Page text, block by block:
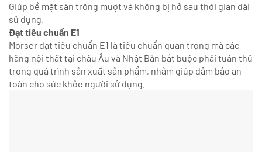
Giúp bề mặt sàn trông mượt và không bị hở sau thời gian dài
sử dụng.
Đạt tiêu chuẩn E1
Morser đạt tiêu chuẩn E1 là tiêu chuẩn quan trọng mà các
hãng nội thất tại châu Âu và Nhật Bản bắt buộc phải tuân thủ
trong quá trình sản xuất sản phẩm, nhằm giúp đảm bảo an
toàn cho sức khỏe người sử dụng.